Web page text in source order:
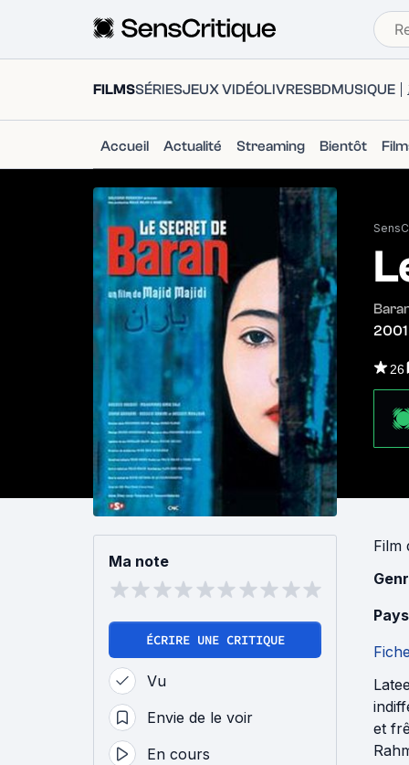
FILMSSÉRIESJEUX VIDÉOLIVRESBDMUSIQUE
Accueil Actualité Streaming Bientôt
2001
26
Ma note
ÉCRIRE UNE CRITIQUE
Vu
Envie de le voir
En cours
Film
et